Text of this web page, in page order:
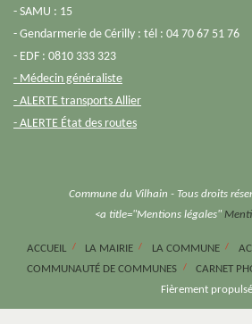
- SAMU : 15
- Gendarmerie de Cérilly : tél : 04 70 67 51 76
- EDF : 0810 333 323
- Médecin généraliste
- ALERTE transports Allier
- ALERTE État des routes
Commune du Vilhain - Tous droits
<a title="Mentions légales"
ACCUEIL LA MAIRIE LA COMMUNE
COMMUNAUTÉ DE COMMUNES
CARNET
Fièrement